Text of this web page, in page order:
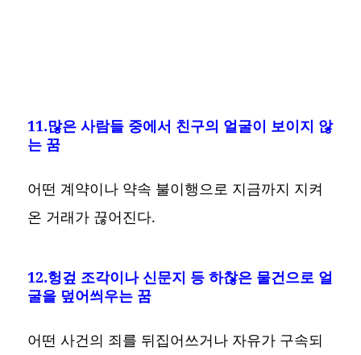
11.많은 사람들 중에서 친구의 얼굴이 보이지 않
는 꿈
어떤 계약이나 약속 불이행으로 지금까지 지켜
온 거래가 끊어진다.
12.헝겊 조각이나 신문지 등 하찮은 물건으로 얼
굴을 덮어씌우는 꿈
어떤 사건의 죄를 뒤집어쓰거나 자유가 구속되